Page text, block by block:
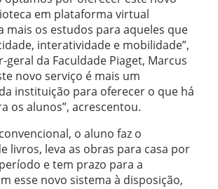
em plataforma virtual
mais os estudos para aqueles que
interatividade e mobilidade”,
geral da Faculdade Piaget, Marcus
novo serviço é mais um
instituição para oferecer o que há
os alunos”, acrescentou.
o aluno faz o
livros, leva as obras para casa por
e tem prazo para a
esse novo sistema à disposição,